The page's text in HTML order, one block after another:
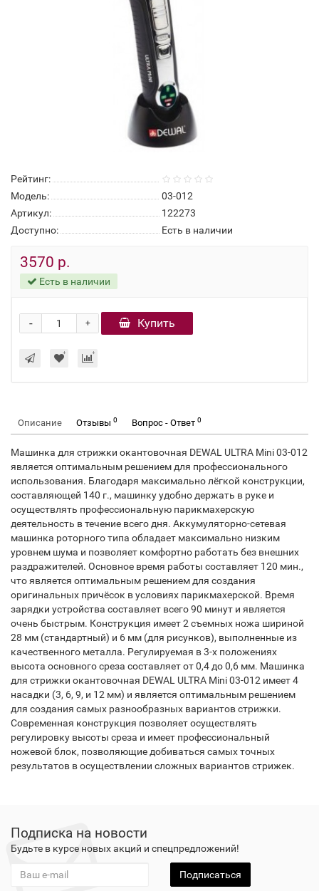
Рейтинг:
Модель:
03-012
Артикул:
122273
Доступно:
Есть в наличии
3570 р.
Есть в наличии
+
- Купить
Описание Отзывы 0 Вопрос - Ответ 0
Машинка для стрижки окантовочная DEWAL ULTRA Mini 03-012
является оптимальным решением для профессионального
использования. Благодаря максимально лёгкой конструкции,
составляющей 140 г., машинку удобно держать в руке и
осуществлять профессиональную парикмахерскую
деятельность в течение всего дня. Аккумуляторно-сетевая
машинка роторного типа обладает максимально низким
уровнем шума и позволяет комфортно работать без внешних
раздражителей. Основное время работы составляет 120 мин.,
что является оптимальным решением для создания
оригинальных причёсок в условиях парикмахерской. Время
зарядки устройства составляет всего 90 минут и является
очень быстрым. Конструкция имеет 2 съемных ножа шириной
28 мм (стандартный) и 6 мм (для рисунков), выполненные из
качественного металла. Регулируемая в 3-х положениях
высота основного среза составляет от 0,4 до 0,6 мм. Машинка
для стрижки окантовочная DEWAL ULTRA Mini 03-012 имеет 4
насадки (3, 6, 9, и 12 мм) и является оптимальным решением
для создания самых разнообразных вариантов стрижки.
Современная конструкция позволяет осуществлять
регулировку высоты среза и имеет профессиональный
ножевой блок, позволяющие добиваться самых точных
результатов в осуществлении сложных вариантов стрижек.
Подписка на новости
Будьте в курсе новых акций и спецпредложений!
Подписаться